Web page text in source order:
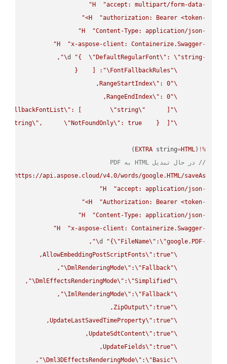
-
H
"accept: multipart/form-data"
-
H
"authorization: Bearer <token>"
-
H
"Content-Type: application/json"
-
H
"x-aspose-client: Containerize.Swagger"
-
d "{ \" DefaultRegularFont\" : \"string
\"
\"
FontFallbackRules
\"
\"
RangeStartIndex\"
\"
RangeEndIndex\"
\"
FallbackFontList\" : [ \"string\"
\"
string\" , \" NotFoundOnly\" : true    }  ]}"
%!
(
EXTRA string=HTML
)
// در حال تبدیل HTML به PDF
"https://api.aspose.cloud/v4.0/words/google.HTML/saveAs"
-
H
"accept: application/json"
-
H
"Authorization: Bearer <token>"
-
H
"Content-Type: application/json"
-
H
"x-aspose-client: Containerize.Swagger"
-
d "{\" FileName\" :\"google.PDF
\"
\"
AllowEmbeddingPostScriptFonts\"
\"
DmlRenderingMode\" :\" Fallback
\"
\"
DmlEffectsRenderingMode\" :\"Simplified
\"
\"
ImlRenderingMode\" :\" Fallback
\"
\"
ZipOutput\"
\"
UpdateLastSavedTimeProperty\"
\"
UpdateSdtContent\"
\"
UpdateFields\"
\"
Dml3DEffectsRenderingMode\" :\" Basic
\"